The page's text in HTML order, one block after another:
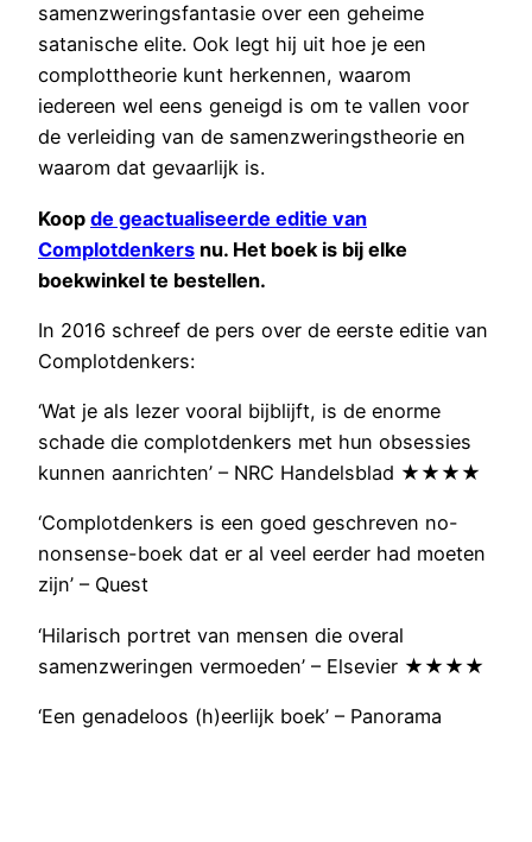
samenzweringsfantasie over een geheime
satanische elite. Ook legt hij uit hoe je een
complottheorie kunt herkennen, waarom
iedereen wel eens geneigd is om te vallen voor
de verleiding van de samenzweringstheorie en
waarom dat gevaarlijk is.
Koop de geactualiseerde editie van
Complotdenkers nu. Het boek is bij elke
boekwinkel te bestellen.
In 2016 schreef de pers over de eerste editie van
Complotdenkers:
‘Wat je als lezer vooral bijblijft, is de enorme
schade die complotdenkers met hun obsessies
kunnen aanrichten’ – NRC Handelsblad ★★★★
‘Complotdenkers is een goed geschreven no-
nonsense-boek dat er al veel eerder had moeten
zijn’ – Quest
‘Hilarisch portret van mensen die overal
samenzweringen vermoeden’ – Elsevier ★★★★
‘Een genadeloos (h)eerlijk boek’ – Panorama